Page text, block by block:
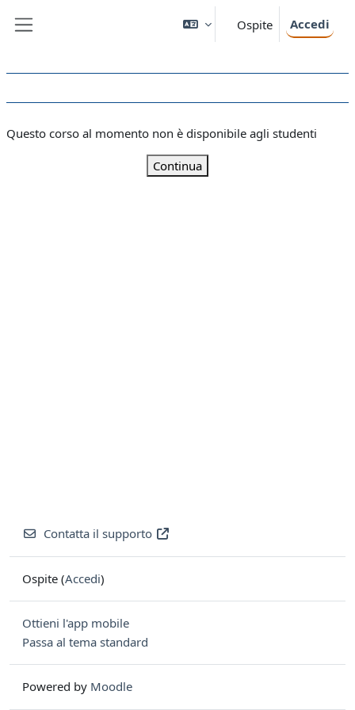
Ospite Accedi
Questo corso al momento non è disponibile agli studenti
Continua
Contatta il supporto
Ospite (Accedi)
Ottieni l'app mobile
Passa al tema standard
Powered by Moodle